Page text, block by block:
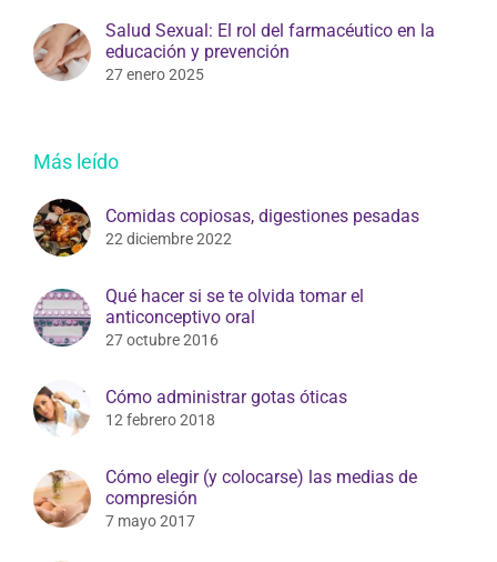
Salud Sexual: El rol del farmacéutico en la
educación y prevención
27 enero 2025
Más leído
Comidas copiosas, digestiones pesadas
22 diciembre 2022
Qué hacer si se te olvida tomar el
anticonceptivo oral
27 octubre 2016
Cómo administrar gotas óticas
12 febrero 2018
Cómo elegir (y colocarse) las medias de
compresión
7 mayo 2017